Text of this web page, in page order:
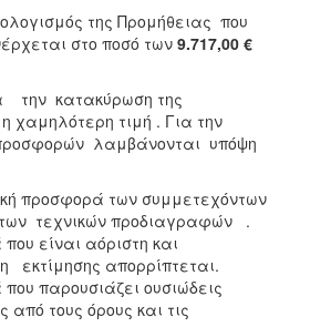
της Προμήθειας που
στο ποσό των 9.717,00 €
την κατακύρωση της
χαμηλότερη τιμή . Για την
λαμβάνονται υπόψη
προσφορά των συμμετεχόντων
τεχνικών προδιαγραφών .
είναι αόριστη και
εκτίμησης απορρίπτεται.
παρουσιάζει ουσιώδεις
από τους όρους και τις